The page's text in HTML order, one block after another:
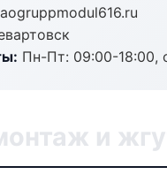
Пн-Пт: 09:00-18:00,
и